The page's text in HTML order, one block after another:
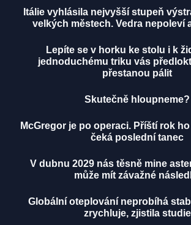
Itálie vyhlásila nejvyšší stupeň
velkých městech. Vedra nepoleví
Lepíte se v horku ke stolu i k
jednoduchému triku vás
přestanou pálit
Skutečně hloupneme?
McGregor je po operaci. Příští rok
čeká poslední tanec
V dubnu 2029 nás těsně mine
může mít závažné
Globální oteplování neprobíhá
zrychluje, zjistila studie